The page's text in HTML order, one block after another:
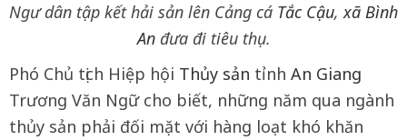
Ngư dân tập kết hải sản lên Cảng cá Tắc Cậu,xã Bình
Anđưa đi tiêu thụ.
Phó Chủ tịch Hiệp hội Thủy sản tỉnh An Giang
Trương Văn Ngữ cho biết, những năm qua ngành
thủy sản phải đối mặt với hàng loạt khó khăn